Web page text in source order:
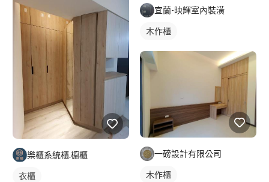
樂櫃系統櫃.櫥櫃
衣櫃
宜蘭-映輝室內裝潢
木作櫃
一磅設計有限公司
木作櫃